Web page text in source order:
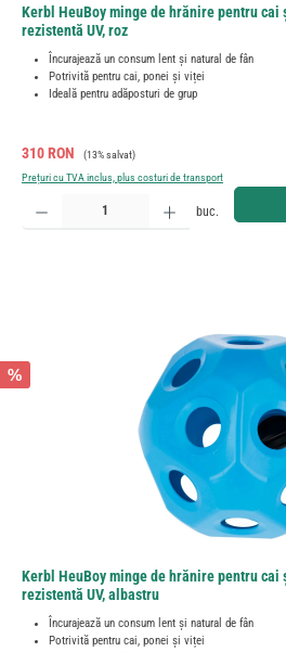
Kerbl HeuBoy minge de hrănire pentru
rezistentă UV, roz
Încurajează un consum lent și natural de fân
Potrivită pentru cai, ponei și viței
Ideală pentru adăposturi de grup
Preț de vânzare:
310 RON Preț obișnuit:
(13% salvat)
Prețuri cu TVA inclus, plus costuri de transport
Cantitate produs: Introduceți cantitatea dorită sau
buc.
%
Kerbl HeuBoy minge de hrănire pentru
rezistentă UV, albastru
Încurajează un consum lent și natural de fân
Potrivită pentru cai, ponei și viței